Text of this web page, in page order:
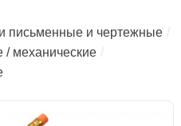
письменные и чертежные
механические